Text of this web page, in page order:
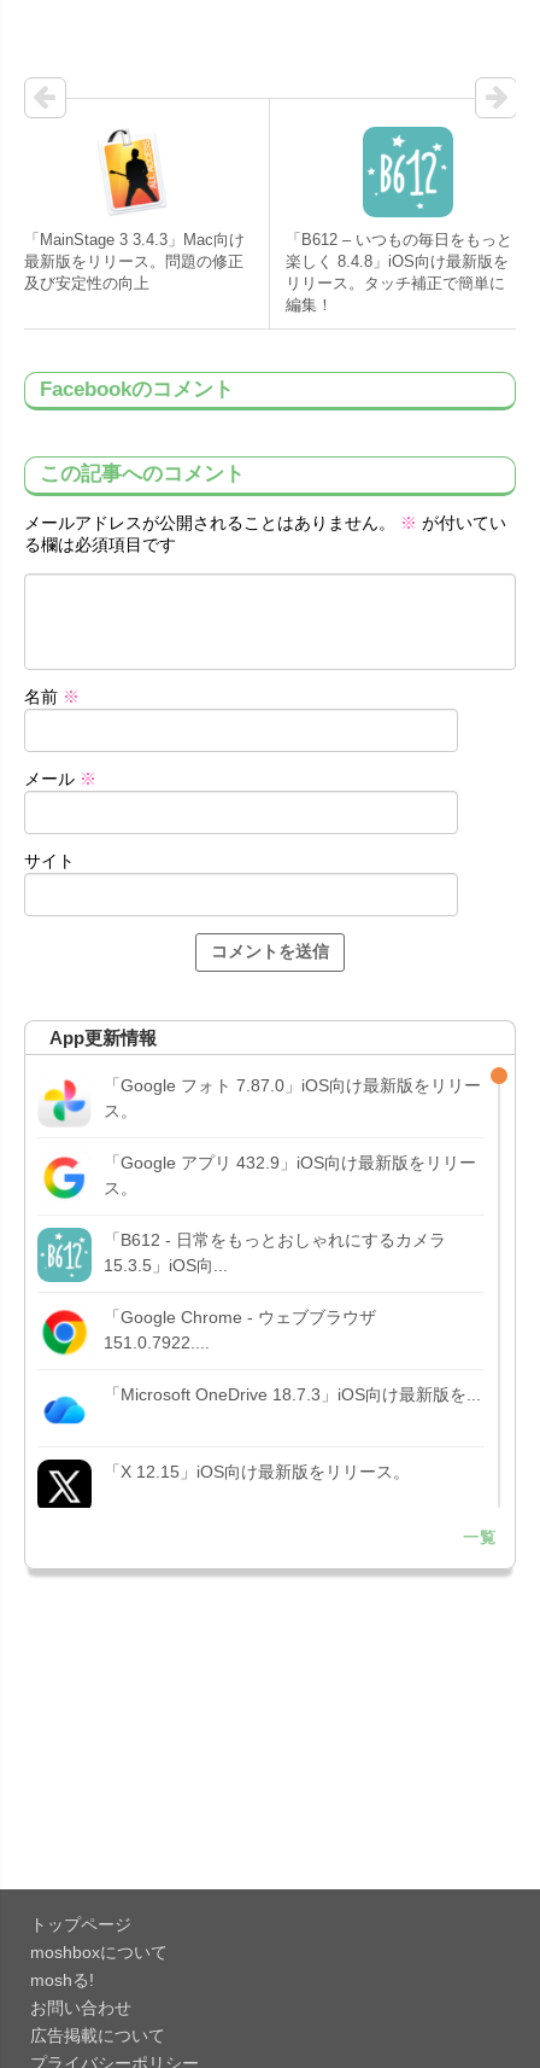
「MainStage 3 3.4.3」Mac向け
最新版をリリース。問題の修正
及び安定性の向上
「B612 – いつもの毎日をもっと
楽しく 8.4.8」iOS向け最新版を
リリース。タッチ補正で簡単に
編集！
Facebookのコメント
この記事へのコメント
メールアドレスが公開されることはありません。 ※ が付いてい
る欄は必須項目です
名前 ※
メール ※
サイト
App更新情報
「Google フォト 7.87.0」iOS向け最新版をリリー
ス。
「Google アプリ 432.9」iOS向け最新版をリリー
ス。
「B612 - 日常をもっとおしゃれにするカメラ
15.3.5」iOS向...
「Google Chrome - ウェブブラウザ
151.0.7922....
「Microsoft OneDrive 18.7.3」iOS向け最新版を...
「X 12.15」iOS向け最新版をリリース。
Liguid G...
「Evernote 11.28.2」Mac向け最新版をリリー
ス。AIプロ...
「Minecraft: クラフト、建築、サバイバル
26.40」iOS向...
一覧
トップページ
moshboxについて
moshる!
お問い合わせ
広告掲載について
プライバシーポリシー